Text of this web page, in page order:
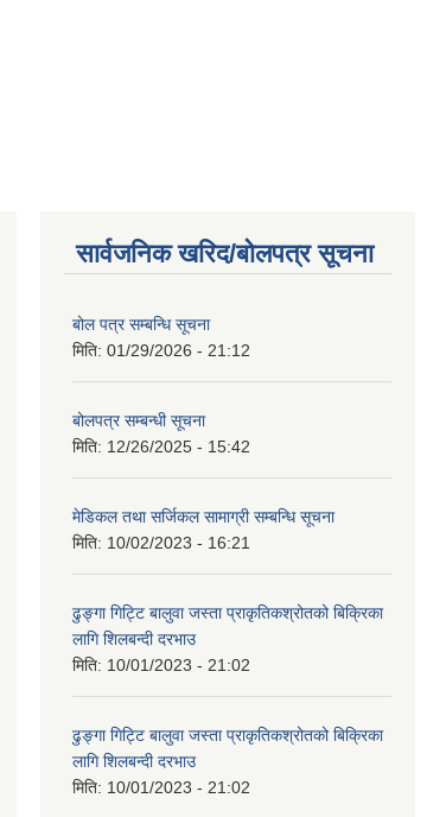
सार्वजनिक खरिद/बोलपत्र सूचना
बोल पत्र सम्बन्धि सूचना
मिति: 01/29/2026 - 21:12
बोलपत्र सम्बन्धी सूचना
मिति: 12/26/2025 - 15:42
मेडिकल तथा सर्जिकल सामाग्री सम्बन्धि सूचना
मिति: 10/02/2023 - 16:21
ढुङ्गा गिट्टि बालुवा जस्ता प्राकृतिकश्रोतको बिक्रिका
लागि शिलबन्दी दरभाउ
मिति: 10/01/2023 - 21:02
ढुङ्गा गिट्टि बालुवा जस्ता प्राकृतिकश्रोतको बिक्रिका
लागि शिलबन्दी दरभाउ
मिति: 10/01/2023 - 21:02